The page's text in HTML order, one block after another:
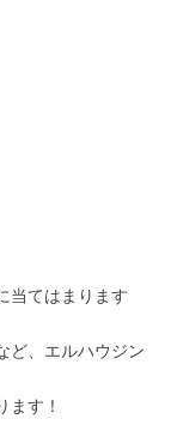
当てはまります
ど、エルハウジン
ます！